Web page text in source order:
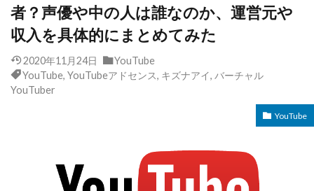
者？声優や中の人は誰なのか、運営元や
収入を具体的にまとめてみた
2020年11月24日
YouTube
YouTube, YouTubeアドセンス, キズナアイ, バーチャル
YouTuber
YouTube